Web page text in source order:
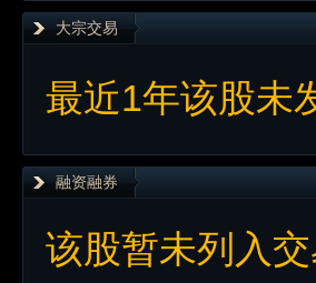
大宗交易
最近1年该股未
融资融券
该股暂未列入